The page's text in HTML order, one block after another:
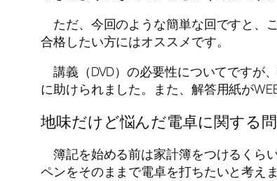
ただ、今回のような簡単な回ですと、
合格したい方にはオススメです。
講義（DVD）の必要性についてですが
に助けられました。また、解答用紙が
地味だけど悩んだ電卓に関する
簿記を始める前は家計簿をつけるくら
ペンをそのままで電卓を打ちたいと考えま